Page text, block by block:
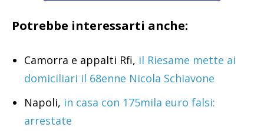
Potrebbe interessarti anche:
Camorra e appalti Rfi, il Riesame mette ai
domiciliari il 68enne Nicola Schiavone
Napoli, in casa con 175mila euro falsi:
arrestate